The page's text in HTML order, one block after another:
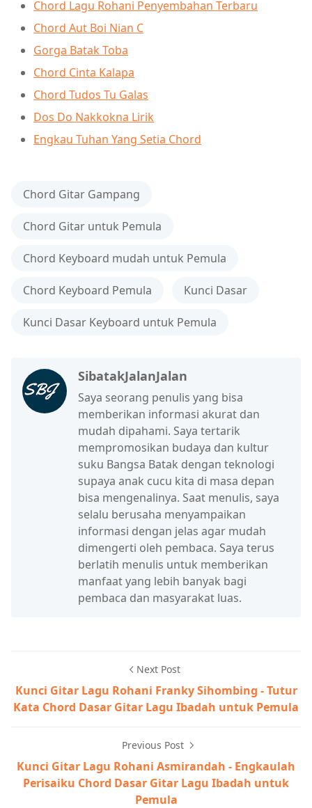
Chord Lagu Rohani Penyembahan Terbaru
Chord Aut Boi Nian C
Gorga Batak Toba
Chord Cinta Kalapa
Chord Tudos Tu Galas
Dos Do Nakkokna Lirik
Engkau Tuhan Yang Setia Chord
Chord Gitar Gampang
Chord Gitar untuk Pemula
Chord Keyboard mudah untuk Pemula
Chord Keyboard Pemula Kunci Dasar
Kunci Dasar Keyboard untuk Pemula
SibatakJalanJalan
Saya seorang penulis yang bisa
memberikan informasi akurat dan
mudah dipahami. Saya tertarik
mempromosikan budaya dan kultur
suku Bangsa Batak dengan teknologi
supaya anak cucu kita di masa depan
bisa mengenalinya. Saat menulis, saya
selalu berusaha menyampaikan
informasi dengan jelas agar mudah
dimengerti oleh pembaca. Saya terus
berlatih menulis untuk memberikan
manfaat yang lebih banyak bagi
pembaca dan masyarakat luas.
Next Post
Kunci Gitar Lagu Rohani Franky Sihombing - Tutur
Kata Chord Dasar Gitar Lagu Ibadah untuk Pemula
Previous Post
Kunci Gitar Lagu Rohani Asmirandah - Engkaulah
Perisaiku Chord Dasar Gitar Lagu Ibadah untuk
Pemula